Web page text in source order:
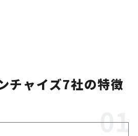
チャイズ7社の特徴